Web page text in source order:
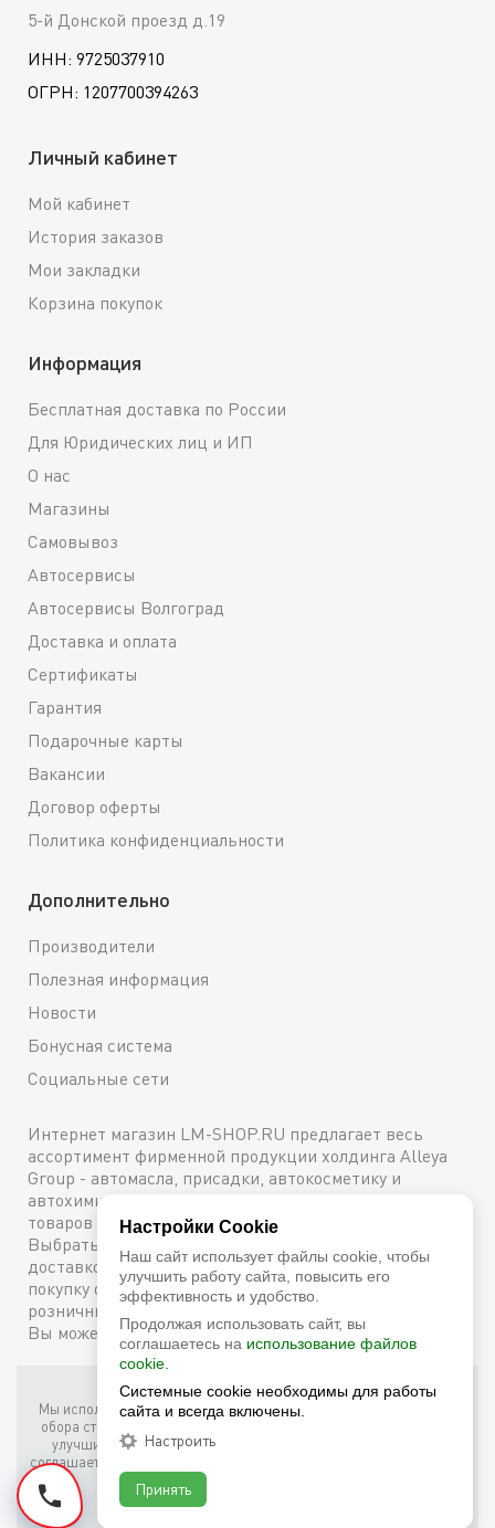
5-й Донской проезд д.19
ИНН: 9725037910
ОГРН: 1207700394263
Личный кабинет
Мой кабинет
История заказов
Мои закладки
Корзина покупок
Информация
Бесплатная доставка по России
Для Юридических лиц и ИП
О нас
Магазины
Самовывоз
Автосервисы
Автосервисы Волгоград
Доставка и оплата
Сертификаты
Гарантия
Подарочные карты
Вакансии
Договор оферты
Политика конфиденциальности
Дополнительно
Производители
Полезная информация
Новости
Бонусная система
Социальные сети
Интернет магазин LM-SHOP.RU предлагает весь
ассортимент фирменной продукции холдинга Alleya
Group - автомасла, присадки, автокосметику и
автохимию. Каталог содержит подробное описание
товаров с техническими характеристиками и ценами.
Выбрать и купить оригинальную продукцию с
доставкой по Москве можно сейчас же, оформив
покупку онлайн, либо посетив один из наших
розничных магазинов. Более подробную информацию
Вы можете получить по телефону+7 (800) 600-48-38
Фирменный интернет-магазин LM Shop © 2026
Мы используем собственные куки (соокіе) и куки третьих лиц для
обора статистики, маркетинговых целей, а также для того, чтобы
улучшить работу сайта. Продолжая просмотр этого сайта, вы
соглашаетесь с таким использованием файлов куки в соответствии
с условиями
Настройки Cookie
Наш сайт использует файлы cookie, чтобы
улучшить работу сайта, повысить его
эффективность и удобство.
Продолжая использовать сайт, вы
соглашаетесь на использование файлов
cookie.
Системные cookie необходимы для работы
сайта и всегда включены.
Настроить
Принять